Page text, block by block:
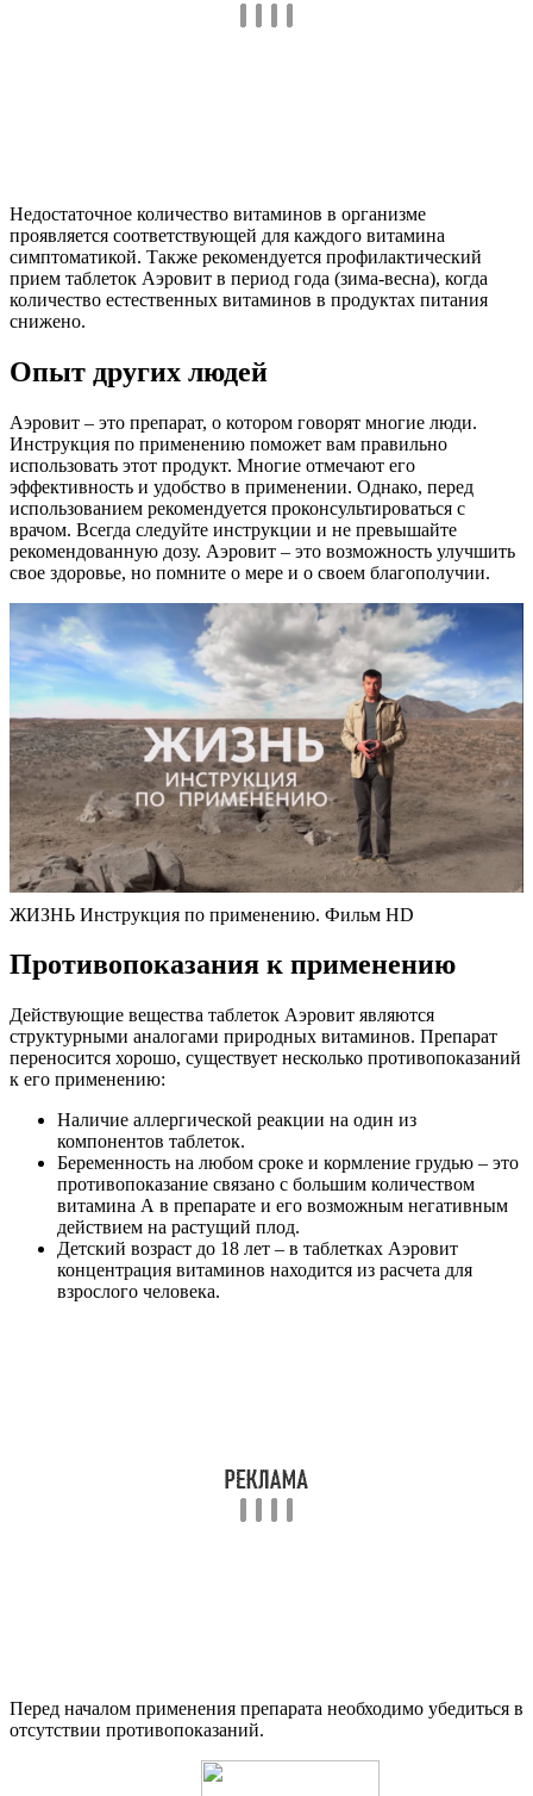
Недостаточное количество витаминов в организме
проявляется соответствующей для каждого витамина
симптоматикой. Также рекомендуется профилактический
прием таблеток Аэровит в период года (зима-весна), когда
количество естественных витаминов в продуктах питания
снижено.
Опыт других людей
Аэровит – это препарат, о котором говорят многие люди.
Инструкция по применению поможет вам правильно
использовать этот продукт. Многие отмечают его
эффективность и удобство в применении. Однако, перед
использованием рекомендуется проконсультироваться с
врачом. Всегда следуйте инструкции и не превышайте
рекомендованную дозу. Аэровит – это возможность улучшить
свое здоровье, но помните о мере и о своем благополучии.
ЖИЗНЬ Инструкция по применению. Фильм HD
Противопоказания к применению
Действующие вещества таблеток Аэровит являются
структурными аналогами природных витаминов. Препарат
переносится хорошо, существует несколько противопоказаний
к его применению:
Наличие аллергической реакции на один из
компонентов таблеток.
Беременность на любом сроке и кормление грудью – это
противопоказание связано с большим количеством
витамина А в препарате и его возможным негативным
действием на растущий плод.
Детский возраст до 18 лет – в таблетках Аэровит
концентрация витаминов находится из расчета для
взрослого человека.
Перед началом применения препарата необходимо убедиться в
отсутствии противопоказаний.